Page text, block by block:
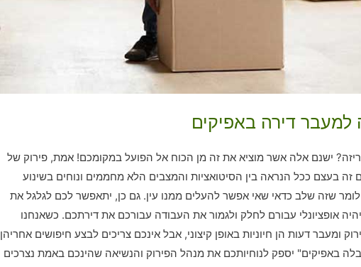
למעבר דירה באפיקים
ישנם אלה אשר מוציא את זה מן הכוח אל הפועל במקומכם! אמת, פירוק של
זה בעצם ככל הנראה בין הסיטואציות והמצבים הלא מחממים ונוחים בשינוע
שזה שלב כדאי שאי אפשר להעלים ממנו עין. גם כן, יתאפשר לכם לגלגל את
אופציונלי עבורם לחלק ולגמור את העבודה עבורכם את דירתכם. כשאנחנו
ומעבר דעות הן חיוניות באופן קיצוני, אבל אינכם צריכים לבצע חיפושים אחריהן
באפיקים" יספק לנוחיותכם את מנהל הפירוק והנשיאה שהינכם באמת נצרכים